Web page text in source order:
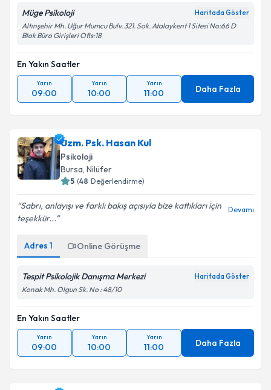
Müge Psikoloji Haritada Göster
Altınşehir Mh. Uğur Mumcu Bulv. 321. Sok. Atalaykent 1 Sitesi No:66 D
Blok Büro Girişleri Ofis:18
En Yakın Saatler
Yarın
09:00
Yarın
10:00
Yarın
11:00 Daha Fazla
Uzm. Psk. Hasan Kul
Psikoloji
Bursa, Nilüfer
5 (48 Değerlendirme)
Sabrı, anlayışı ve farklı bakış açısıyla bize kattıkları için
teşekkür...
Devamı
Adres 1 Online Görüşme
Tespit Psikolojik Danışma Merkezi Haritada Göster
Konak Mh. Olgun Sk. No : 48/10
En Yakın Saatler
Yarın
09:00
Yarın
10:00
Yarın
11:00 Daha Fazla